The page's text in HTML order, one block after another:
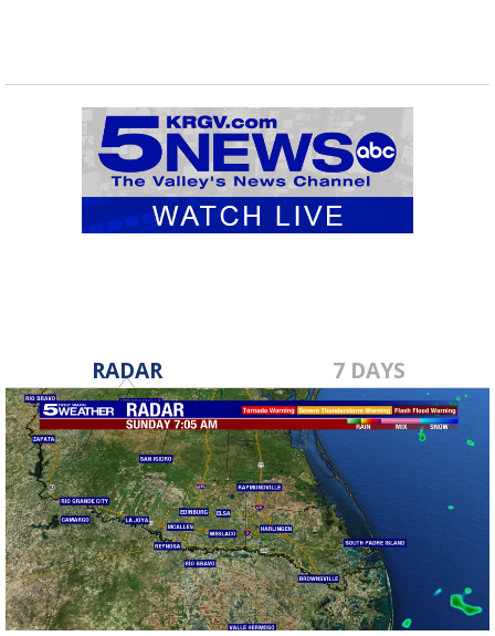
RADAR 7 DAYS